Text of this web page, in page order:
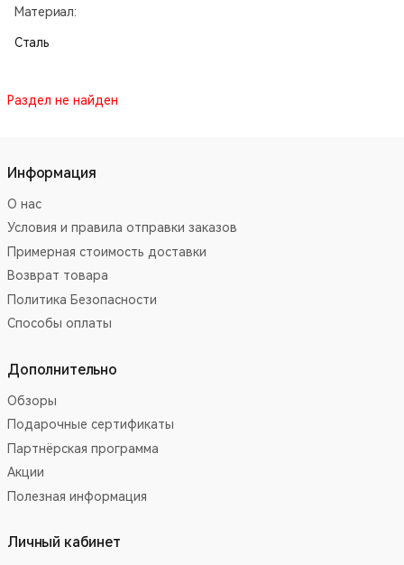
Материал:
Сталь
Раздел не найден
Информация
О нас
Условия и правила отправки заказов
Примерная стоимость доставки
Возврат товара
Политика Безопасности
Способы оплаты
Дополнительно
Обзоры
Подарочные сертификаты
Партнёрская программа
Акции
Полезная информация
Личный кабинет